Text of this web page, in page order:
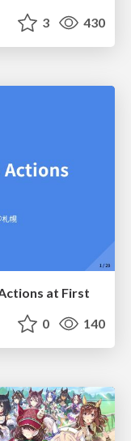
3 430
at First
0 140